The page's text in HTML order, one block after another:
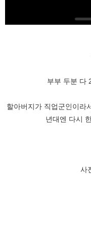
부부 두분 다
할아버지가 직업군인이라
년대엔 다시
사